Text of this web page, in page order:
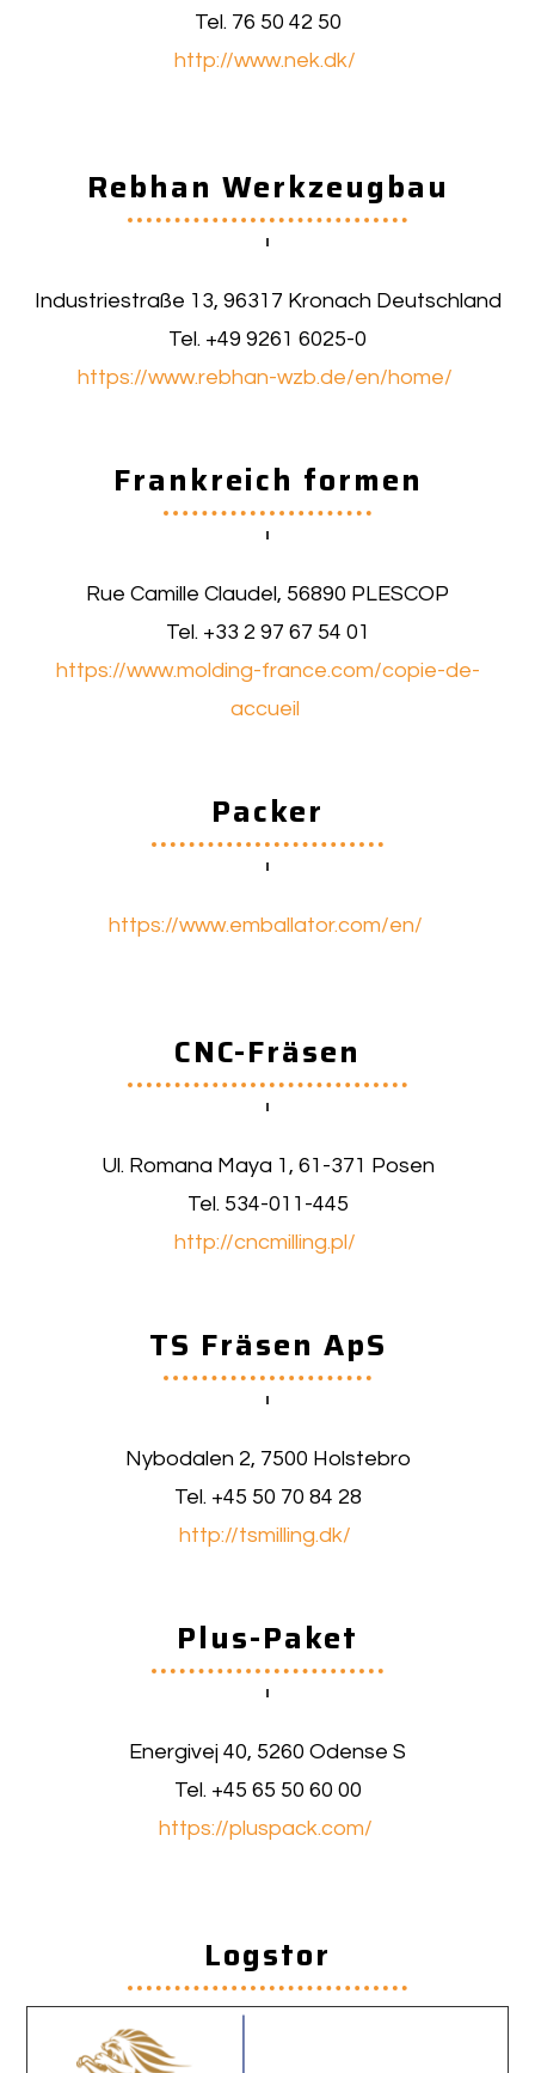
Tel. 76 50 42 50
http://www.nek.dk/
Rebhan Werkzeugbau
Industriestraße 13, 96317 Kronach Deutschland
Tel. +49 9261 6025-0
https://www.rebhan-wzb.de/en/home/
Frankreich formen
Rue Camille Claudel, 56890 PLESCOP
Tel. +33 2 97 67 54 01
https://www.molding-france.com/copie-de-
accueil
Packer
https://www.emballator.com/en/
CNC-Fräsen
Ul. Romana Maya 1, 61-371 Posen
Tel. 534-011-445
http://cncmilling.pl/
TS Fräsen ApS
Nybodalen 2, 7500 Holstebro
Tel. +45 50 70 84 28
http://tsmilling.dk/
Plus-Paket
Energivej 40, 5260 Odense S
Tel. +45 65 50 60 00
https://pluspack.com/
Logstor